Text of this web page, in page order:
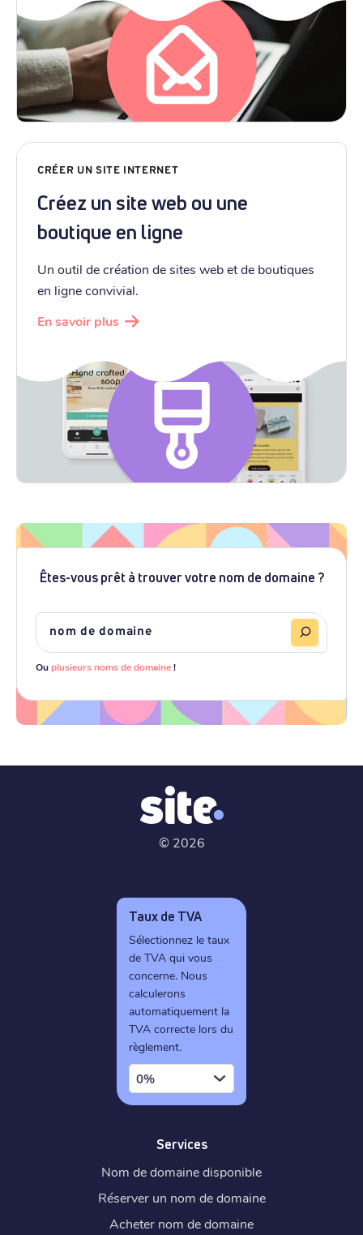
CRÉER UN SITE INTERNET
Créez un site web ou une
boutique en ligne
Un outil de création de sites web et de boutiques
en ligne convivial.
En savoir plus
Êtes-vous prêt à trouver votre nom de domaine ?
Ouplusieurs noms de domaine!
© 2026
Taux de TVA
Sélectionnez le taux
de TVA qui vous
concerne. Nous
calculerons
automatiquement la
TVA correcte lors du
règlement.
0%
Services
Nom de domaine disponible
Réserver un nom de domaine
Acheter nom de domaine